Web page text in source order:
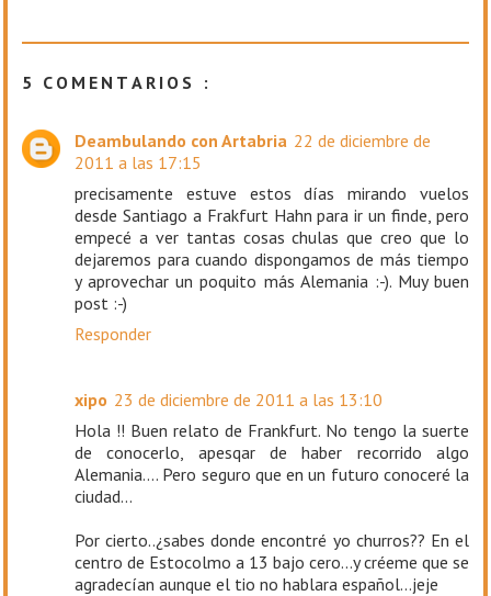
5 COMENTARIOS :
Deambulando con Artabria 22 de diciembre de
2011 a las 17:15
precisamente estuve estos días mirando vuelos
desde Santiago a Frakfurt Hahn para ir un finde, pero
empecé a ver tantas cosas chulas que creo que lo
dejaremos para cuando dispongamos de más tiempo
y aprovechar un poquito más Alemania :-). Muy buen
post :-)
Responder
xipo 23 de diciembre de 2011 a las 13:10
Hola !! Buen relato de Frankfurt. No tengo la suerte
de conocerlo, apesqar de haber recorrido algo
Alemania.... Pero seguro que en un futuro conoceré la
ciudad...
Por cierto..¿sabes donde encontré yo churros?? En el
centro de Estocolmo a 13 bajo cero...y créeme que se
agradecían aunque el tio no hablara español...jeje